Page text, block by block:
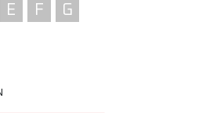
E F G